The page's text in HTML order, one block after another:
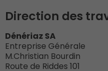
Direction des
Dénériaz SA
Entreprise Générale
M.Christian Bourdin
Route de Riddes 101